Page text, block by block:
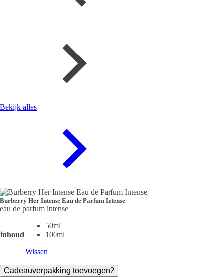
Bekijk alles
Burberry Her Intense Eau de Parfum Intense
eau de parfum intense
inhoud
50ml
100ml
Wissen
Cadeauverpakking toevoegen?